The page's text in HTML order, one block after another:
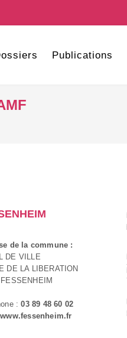
Publications
de la commune :
DE VILLE
DE LA LIBERATION
:03 89 48 60 02
www.fessenheim.fr